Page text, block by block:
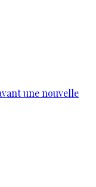
une nouvelle